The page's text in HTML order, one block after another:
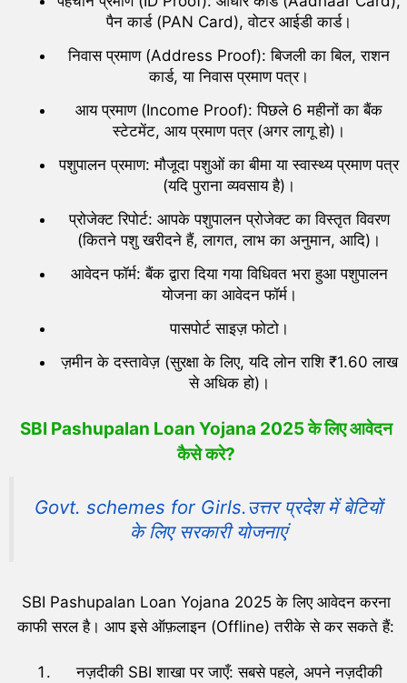
पैन कार्ड (PAN Card), वोटर आईडी कार्ड।
निवास प्रमाण (Address Proof): बिजली का बिल, राशन
कार्ड, या निवास प्रमाण पत्र।
आय प्रमाण (Income Proof): पिछले 6 महीनों का बैंक
स्टेटमेंट, आय प्रमाण पत्र (अगर लागू हो)।
पशुपालन प्रमाण: मौजूदा पशुओं का बीमा या स्वास्थ्य प्रमाण पत्र
(यदि पुराना व्यवसाय है)।
प्रोजेक्ट रिपोर्ट: आपके पशुपालन प्रोजेक्ट का विस्तृत विवरण
(कितने पशु खरीदने हैं, लागत, लाभ का अनुमान, आदि)।
आवेदन फॉर्म: बैंक द्वारा दिया गया विधिवत भरा हुआ पशुपालन
योजना का आवेदन फॉर्म।
पासपोर्ट साइज़ फोटो।
ज़मीन के दस्तावेज़ (सुरक्षा के लिए, यदि लोन राशि ₹1.60 लाख
से अधिक हो)।
SBI Pashupalan Loan Yojana 2025 के लिए आवेदन
कैसे करे?
Govt. schemes for Girls.उत्तर प्रदेश में बेटियों
के लिए सरकारी योजनाएं
SBI Pashupalan Loan Yojana 2025 के लिए आवेदन करना
काफी सरल है। आप इसे ऑफ़लाइन (Offline) तरीके से कर सकते हैं:
नज़दीकी SBI शाखा पर जाएँ: सबसे पहले, अपने नज़दीकी